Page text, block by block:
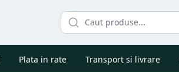
Plata in rate Transport si livrare